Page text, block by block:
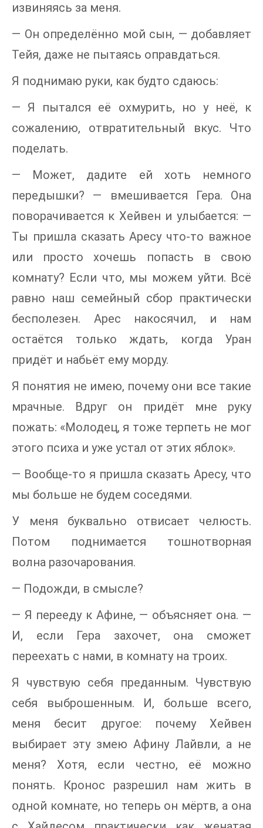
извиняясь за меня.
— Он определённо мой сын, — добавляет
Тейя, даже не пытаясь оправдаться.
Я поднимаю руки, как будто сдаюсь:
— Я пытался её охмурить, но у неё, к
сожалению, отвратительный вкус. Что
поделать.
— Может, дадите ей хоть немного
передышки? — вмешивается Гера. Она
поворачивается к Хейвен и улыбается: —
Ты пришла сказать Аресу что-то важное
или просто хочешь попасть в свою
комнату? Если что, мы можем уйти. Всё
равно наш семейный сбор практически
бесполезен. Арес накосячил, и нам
остаётся только ждать, когда Уран
придёт и набьёт ему морду.
Я понятия не имею, почему они все такие
мрачные. Вдруг он придёт мне руку
пожать: «Молодец, я тоже терпеть не мог
этого психа и уже устал от этих яблок».
— Вообще-то я пришла сказать Аресу, что
мы больше не будем соседями.
У меня буквально отвисает челюсть.
Потом поднимается тошнотворная
волна разочарования.
— Подожди, в смысле?
— Я перееду к Афине, — объясняет она. —
И, если Гера захочет, она сможет
переехать с нами, в комнату на троих.
Я чувствую себя преданным. Чувствую
себя выброшенным. И, больше всего,
меня бесит другое: почему Хейвен
выбирает эту змею Афину Лайвли, а не
меня? Хотя, если честно, её можно
понять. Кронос разрешил нам жить в
одной комнате, но теперь он мёртв, а она